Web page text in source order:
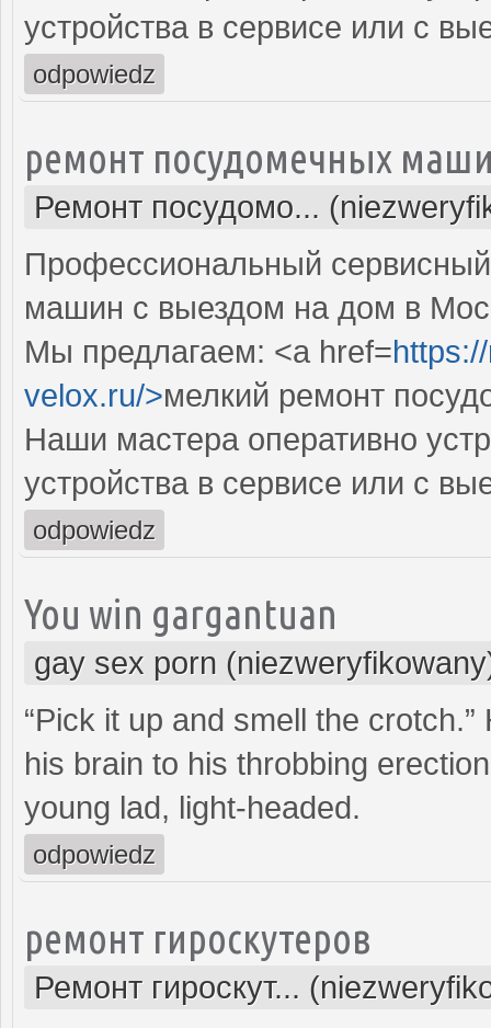
устройства в сервисе или с
odpowiedz
ремонт посудомечных
Ремонт посудомо...
Профессиональный
машин с выездом на дом в
Мы предлагаем: <a href=
velox.ru/>мелкий ремонт
Наши мастера оперативно
устройства в сервисе или с
odpowiedz
You win gargantuan
gay sex porn
“Pick it up and smell the
his brain to his throbbing
young lad, light-headed.
odpowiedz
ремонт гироскутеров
Ремонт гироскут...